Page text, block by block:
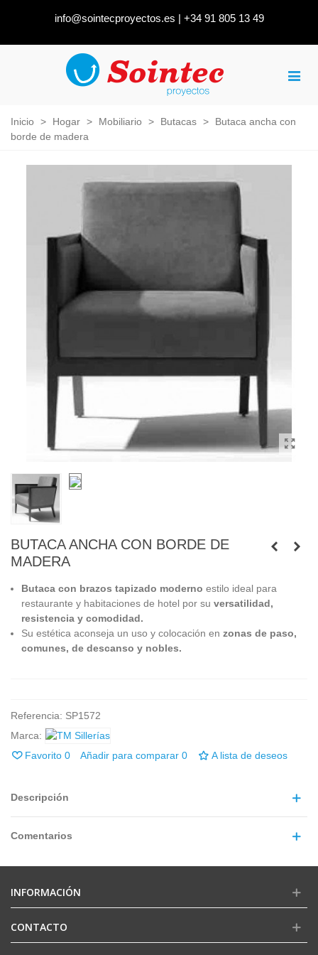
info@sointecproyectos.es | +34 91 805 13 49
Inicio > Hogar > Mobiliario > Butacas >
Butaca ancha con
borde de madera
BUTACA ANCHA CON BORDE DE
MADERA
Butaca con brazos tapizado moderno estilo ideal para
restaurante y habitaciones de hotel por su versatilidad,
resistencia y comodidad.
Su estética aconseja un uso y colocación en zonas de paso,
comunes, de descanso y nobles.
Referencia: SP1572
Marca:
Favorito 0 Añadir para comparar 0 A lista de deseos
Descripción
Comentarios
INFORMACIÓN
CONTACTO